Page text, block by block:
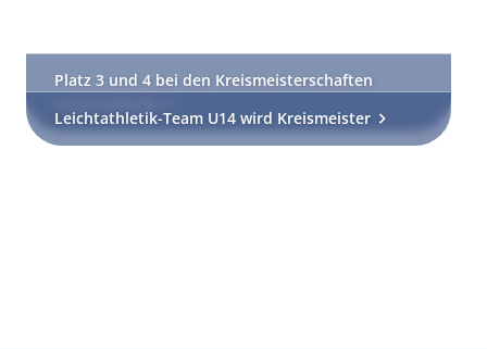
Platz 3 und 4 bei den Kreismeisterschaften
Leichtathletik-Team U14 wird Kreismeister